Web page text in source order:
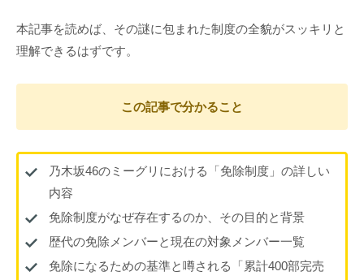
本記事を読めば、その謎に包まれた制度の全貌がスッキリと
理解できるはずです。
この記事で分かること
乃木坂46のミーグリにおける「免除制度」の詳しい
内容
免除制度がなぜ存在するのか、その目的と背景
歴代の免除メンバーと現在の対象メンバー一覧
免除になるための基準と噂される「累計400部完売